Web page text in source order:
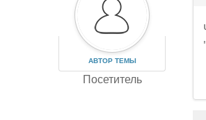
АВТОР ТЕМЫ
Посетитель